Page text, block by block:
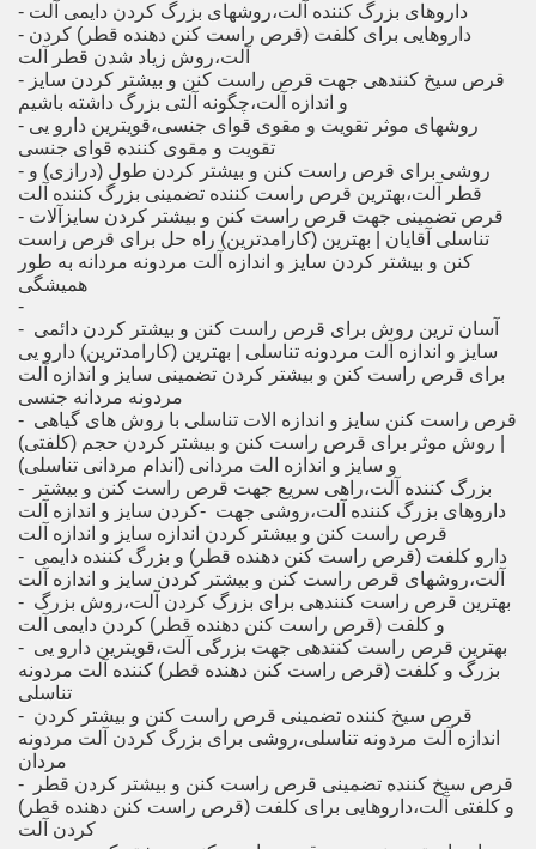
- ‎داروهایی برای کلفت (قرص راست کنن دهنده قطر) کردن
- ‎قرص سیخ کنندهی جهت قرص راست کنن و بیشتر کردن سایز
- ‎روشهای موثر تقویت و مقوی قوای جنسی،قویترین دارو یی
- ‎روشی برای قرص راست کنن و بیشتر کردن طول (درازی) و
- ‎قرص تضمینی جهت قرص راست کنن و بیشتر کردن سایزآلات
تناسلی آقایان | بهترین (کارامدترین) راه حل برای قرص راست
کنن و بیشتر کردن سایز و اندازه آلت مردونه مردانه به طور
- ‎ ‎
- ‎ ‎آسان ترین روش برای قرص راست کنن و بیشتر کردن دائمی
سایز و اندازه آلت مردونه تناسلی | بهترین (کارامدترین) دارو یی
برای قرص راست کنن و بیشتر کردن تضمینی سایز و اندازه آلت
- ‎ ‎قرص راست کنن سایز و اندازه الات تناسلی با روش های گیاهی
| روش موثر برای قرص راست کنن و بیشتر کردن حجم (کلفتی)
- ‎ ‎بزرگ کننده آلت،راهی سریع جهت قرص راست کنن و بیشتر
کردن سایز و اندازه آلت‎- ‎ ‎داروهای بزرگ کننده آلت،روشی جهت
- ‎ ‎دارو کلفت (قرص راست کنن دهنده قطر) و بزرگ کننده دایمی
- ‎ ‎بهترین قرص راست کنندهی برای بزرگ کردن آلت،روش بزرگ
- ‎ ‎بهترین قرص راست کنندهی جهت بزرگی آلت،قویترین دارو یی
بزرگ و کلفت (قرص راست کنن دهنده قطر) کننده آلت مردونه
- ‎ ‎قرص سیخ کننده تضمینی قرص راست کنن و بیشتر کردن
اندازه آلت مردونه تناسلی،روشی برای بزرگ کردن آلت مردونه
- ‎ ‎قرص سیخ کننده تضمینی قرص راست کنن و بیشتر کردن قطر
و کلفتی آلت،داروهایی برای کلفت (قرص راست کنن دهنده قطر)